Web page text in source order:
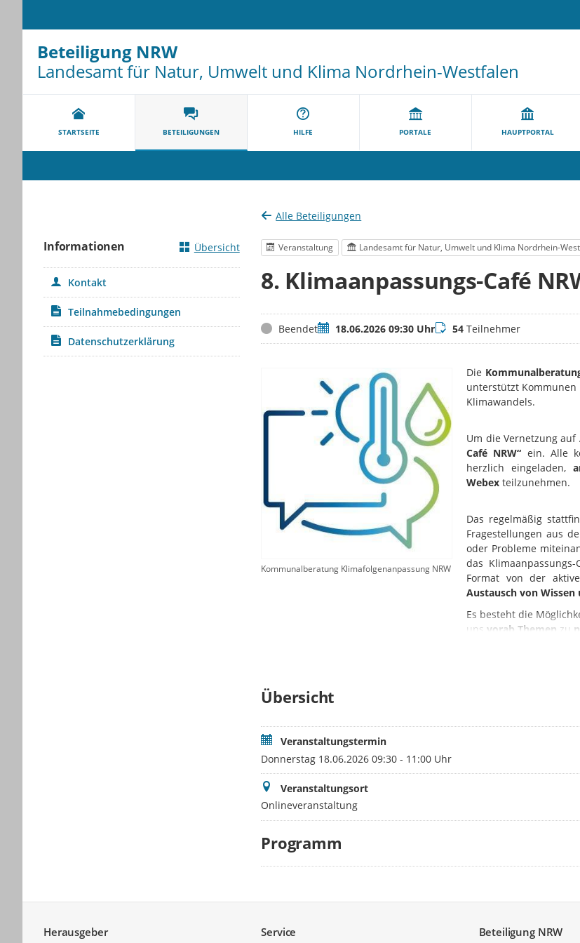
Beteiligung NRW
Landesamt für Natur, Umwelt und Klima Nordrhein-Westfalen
STARTSEITE BETEILIGUNGEN HILFE PORTALE HAUPTPORTAL
Alle Beteiligungen
Veranstaltung Landesamt für Natur, Umwelt und Klima Nordrhein-
8. Klimaanpassungs-Café
StatusBeendetTermin18.06.2026 09:30 UhrTeilnehmer
54 Teilnehmer
Kommunalberatung Klimafolgenanpassung NRW
Die
unterstützt
Klimawandels.
Um die Vernetzung
Café NRW“ ein. Alle
herzlich eingeladen,
Webexteilzunehmen.
Das regelmäßig
Fragestellungen aus
oder Probleme
das
Format von der
Austausch von Wissen
Es besteht die
unsvorab Themen zu
. Melden Sie
Die Anmeldung ist bis
verteilt. Sollte es
Mit freundlichen
Übersicht
Veranstaltungstermin
Donnerstag 18.06.2026 09:30 - 11:00 Uhr
Veranstaltungsort
Onlineveranstaltung
Programm
Informationen Übersicht
Kontakt
Teilnahmebedingungen
Datenschutzerklärung
Herausgeber Service Beteiligung NRW